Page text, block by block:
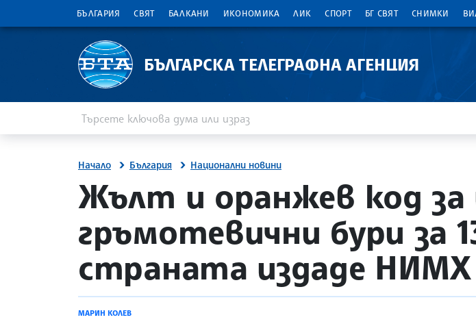
БЪЛГАРИЯ СВЯТ БАЛКАНИ ИКОНОМИКА ЛИК СПОРТ БГ СВЯТ СНИМКИ
БЪЛГАРСКА ТЕЛЕГРАФНА АГЕНЦИЯ
Начало България Национални новини
site.bta
Жълт и оранжев код за
гръмотевични бури за
страната издаде
МАРИН КОЛЕВ